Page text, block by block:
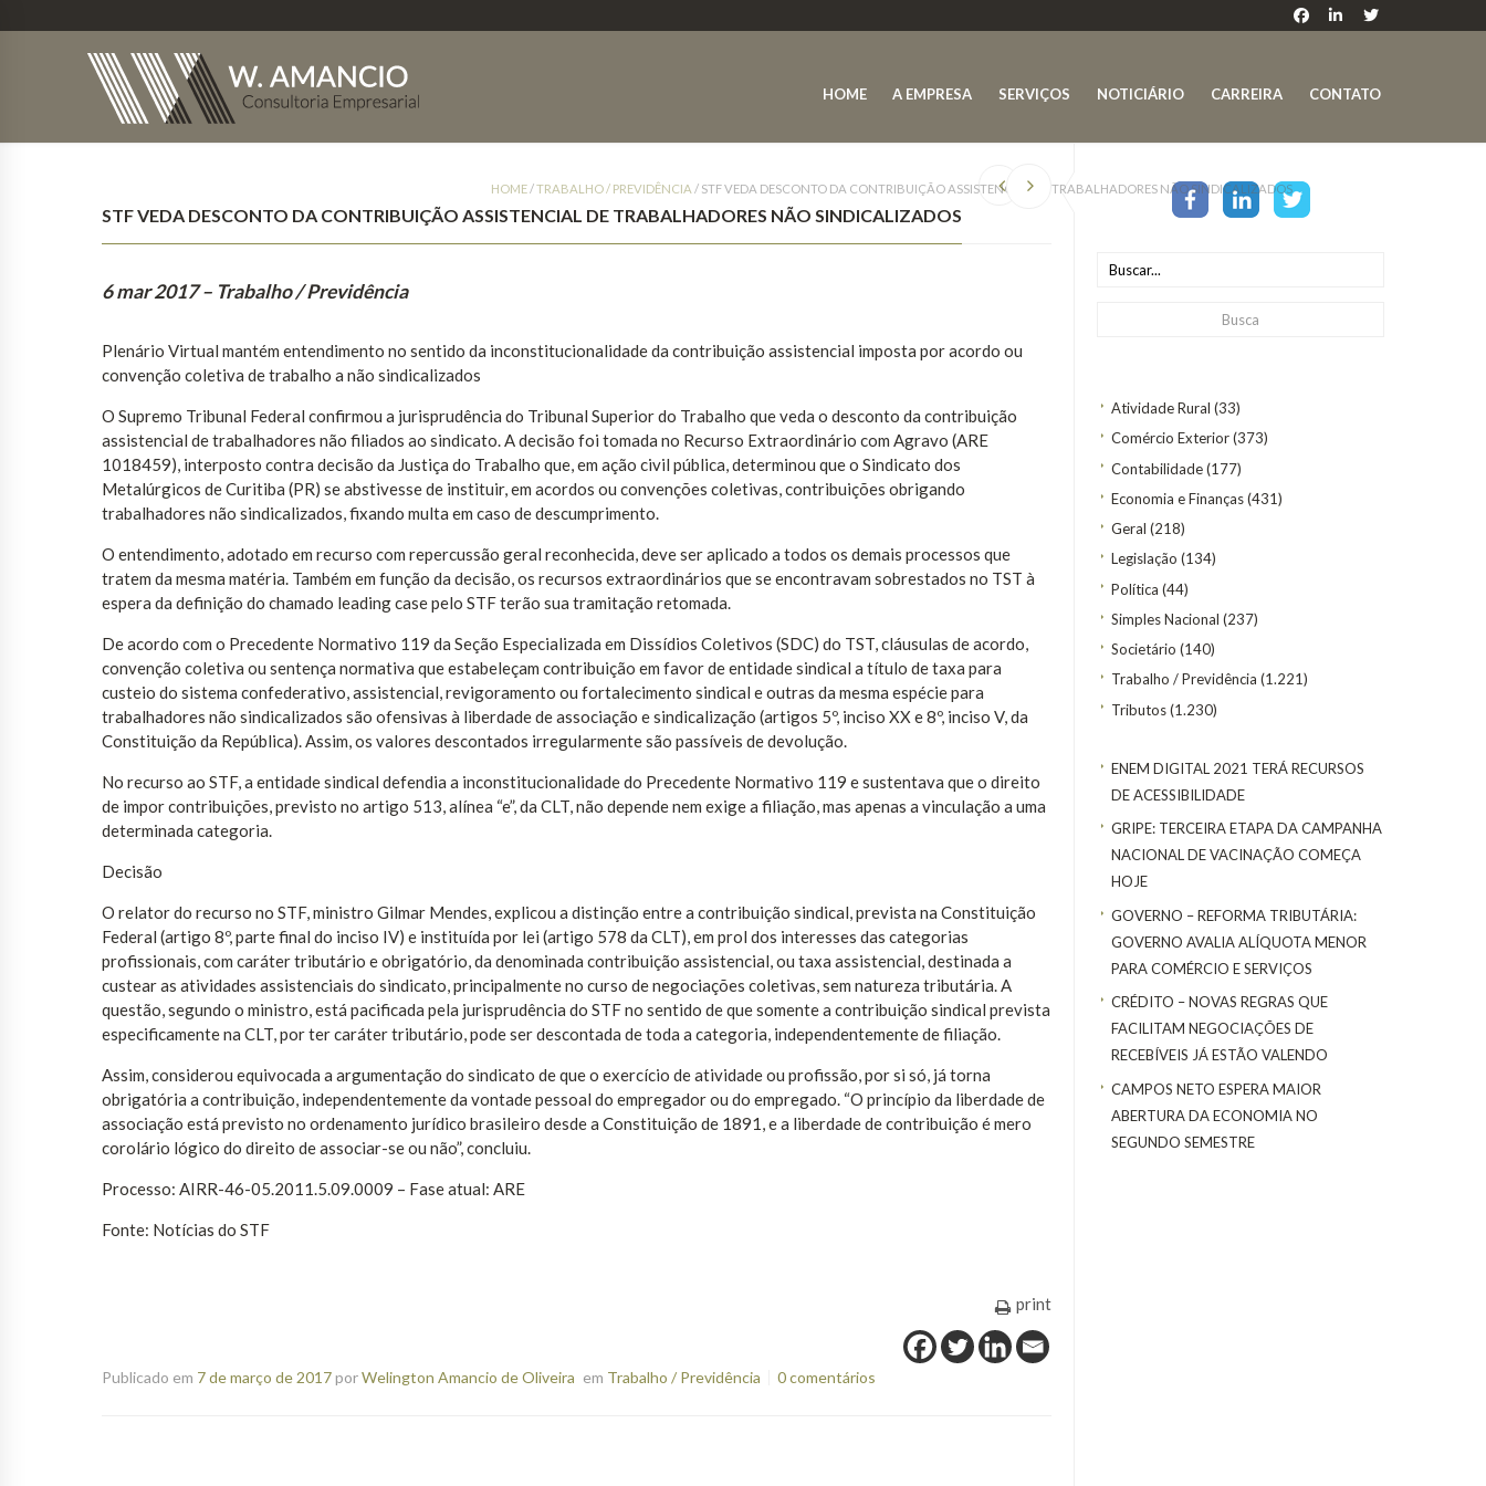
HOME A EMPRESA SERVIÇOS NOTICIÁRIO CARREIRA CONTATO
Atividade Rural (33)
Comércio Exterior(373)
Contabilidade(177)
Economia e Finanças(431)
Geral (218)
Legislação (134)
Política (44)
Simples Nacional (237)
Societário (140)
Trabalho / Previdência (1.221)
Tributos(1.230)
ENEM DIGITAL 2021 TERÁ RECURSOS
DE ACESSIBILIDADE
GRIPE: TERCEIRA ETAPA DA CAMPANHA
NACIONAL DE VACINAÇÃO COMEÇA
HOJE
GOVERNO – REFORMA TRIBUTÁRIA:
GOVERNO AVALIA ALÍQUOTA MENOR
PARA COMÉRCIO E SERVIÇOS
CRÉDITO – NOVAS REGRAS QUE
FACILITAM NEGOCIAÇÕES DE
RECEBÍVEIS JÁ ESTÃO VALENDO
CAMPOS NETO ESPERA MAIOR
ABERTURA DA ECONOMIA NO
SEGUNDO SEMESTRE
HOME/TRABALHO / PREVIDÊNCIA / STF VEDA DESCONTO DA CONTRIBUIÇÃO ASSISTENCIAL DE TRABALHADORES NÃO SINDICALIZADOS
STF VEDA DESCONTO DA CONTRIBUIÇÃO ASSISTENCIAL DE TRABALHADORES NÃO SINDICALIZADOS
6 mar 2017 – Trabalho / Previdência
Plenário Virtual mantém entendimento no sentido da inconstitucionalidade da contribuição assistencial imposta por acordo ou
convenção coletiva de trabalho a não sindicalizados
O Supremo Tribunal Federal confirmou a jurisprudência do Tribunal Superior do Trabalho que veda o desconto da contribuição
assistencial de trabalhadores não filiados ao sindicato. A decisão foi tomada no Recurso Extraordinário com Agravo (ARE
1018459), interposto contra decisão da Justiça do Trabalho que, em ação civil pública, determinou que o Sindicato dos
Metalúrgicos de Curitiba (PR) se abstivesse de instituir, em acordos ou convenções coletivas, contribuições obrigando
trabalhadores não sindicalizados, fixando multa em caso de descumprimento.
O entendimento, adotado em recurso com repercussão geral reconhecida, deve ser aplicado a todos os demais processos que
tratem da mesma matéria. Também em função da decisão, os recursos extraordinários que se encontravam sobrestados no TST à
espera da definição do chamado leading case pelo STF terão sua tramitação retomada.
De acordo com o Precedente Normativo 119 da Seção Especializada em Dissídios Coletivos (SDC) do TST, cláusulas de acordo,
convenção coletiva ou sentença normativa que estabeleçam contribuição em favor de entidade sindical a título de taxa para
custeio do sistema confederativo, assistencial, revigoramento ou fortalecimento sindical e outras da mesma espécie para
trabalhadores não sindicalizados são ofensivas à liberdade de associação e sindicalização (artigos 5º, inciso XX e 8º, inciso V, da
Constituição da República). Assim, os valores descontados irregularmente são passíveis de devolução.
No recurso ao STF, a entidade sindical defendia a inconstitucionalidade do Precedente Normativo 119 e sustentava que o direito
de impor contribuições, previsto no artigo 513, alínea “e”, da CLT, não depende nem exige a filiação, mas apenas a vinculação a uma
determinada categoria.
Decisão
O relator do recurso no STF, ministro Gilmar Mendes, explicou a distinção entre a contribuição sindical, prevista na Constituição
Federal (artigo 8º, parte final do inciso IV) e instituída por lei (artigo 578 da CLT), em prol dos interesses das categorias
profissionais, com caráter tributário e obrigatório, da denominada contribuição assistencial, ou taxa assistencial, destinada a
custear as atividades assistenciais do sindicato, principalmente no curso de negociações coletivas, sem natureza tributária. A
questão, segundo o ministro, está pacificada pela jurisprudência do STF no sentido de que somente a contribuição sindical prevista
especificamente na CLT, por ter caráter tributário, pode ser descontada de toda a categoria, independentemente de filiação.
Assim, considerou equivocada a argumentação do sindicato de que o exercício de atividade ou profissão, por si só, já torna
obrigatória a contribuição, independentemente da vontade pessoal do empregador ou do empregado. “O princípio da liberdade de
associação está previsto no ordenamento jurídico brasileiro desde a Constituição de 1891, e a liberdade de contribuição é mero
corolário lógico do direito de associar-se ou não”, concluiu.
Processo: AIRR-46-05.2011.5.09.0009 – Fase atual: ARE
Fonte: Notícias do STF
print
Publicado em 7 de março de 2017porWelington Amancio de Oliveira em Trabalho / Previdência 0 comentários